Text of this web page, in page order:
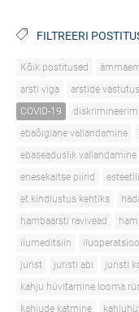
FILTREERI
Kõik postitused
arsti viga
arstide
COVID-19
ebaõiglane vallandamine
ebaseaduslik vallandamine
enesekaitse piirid
et kindlustus kehtiks
hambaarsti ravivead
ilumeditsiin
jurist
juristi abi juristi
kahju hüvitamine looma
kahjude katmine